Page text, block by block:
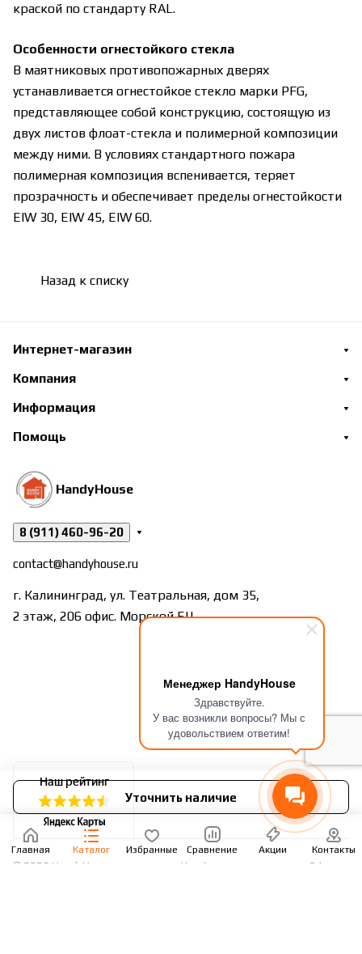
Менеджер HandyHouse
Здравствуйте.
У вас возникли вопросы? Мы с
удовольствием ответим!
Уточнить наличие
краской по стандарту RAL.
Особенности огнестойкого стекла
В маятниковых противопожарных дверях
устанавливается огнестойкое стекло марки PFG,
представляющее собой конструкцию, состоящую из
двух листов флоат-стекла и полимерной композиции
между ними. В условиях стандартного пожара
полимерная композиция вспенивается, теряет
прозрачность и обеспечивает пределы огнестойкости
EIW 30, EIW 45, EIW 60.
Назад к списку
Главная Каталог Избранные Сравнение Акции Контакты
Интернет-магазин
Компания
Информация
Помощь
HandyHouse
8 (911) 460-96-20
contact@handyhouse.ru
г. Калининград, ул. Театральная, дом 35,
2 этаж, 206 офис. Морской БЦ
© 2026 HandyHouse Конфиденциальность Оферта